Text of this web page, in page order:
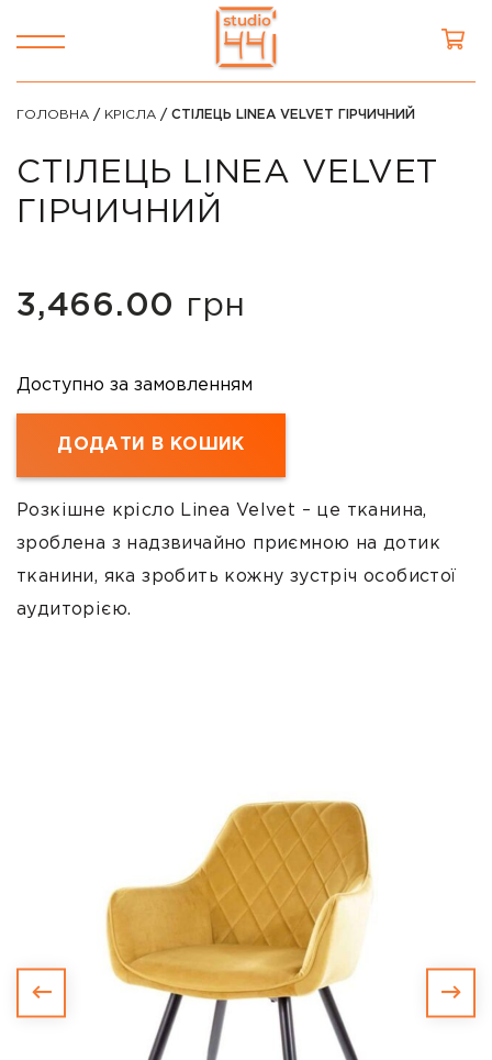
ГОЛОВНА / КРІСЛА / СТІЛЕЦЬ LINEA VELVET ГІРЧИЧНИЙ
СТІЛЕЦЬ LINEA VELVET
ГІРЧИЧНИЙ
3,466.00 грн
Розкішне крісло Linea Velvet – це тканина,
зроблена з надзвичайно приємною на дотик
тканини, яка зробить кожну зустріч особистої
аудиторією.
Доступно за замовленням
ДОДАТИ В КОШИК